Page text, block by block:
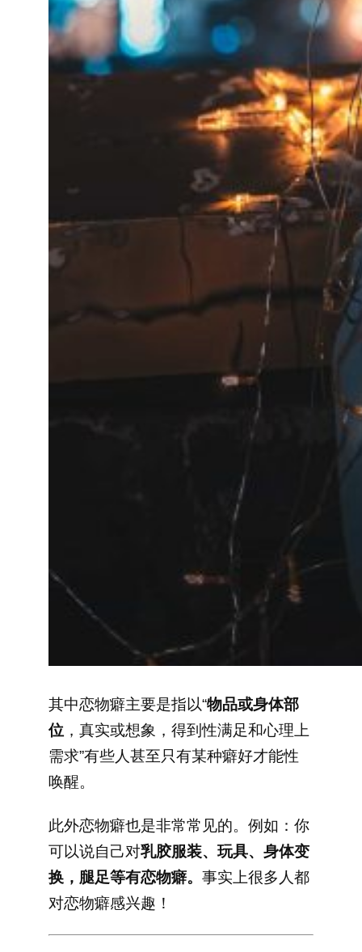
其中恋物癖主要是指以“物品或身体部
位 ，真实或想象，得到性满足和心理上
需求”有些人甚至只有某种癖好才能性
唤醒。
此外恋物癖也是非常常见的。例如：你
可以说自己对乳胶服装、玩具、身体变
换，腿足等有恋物癖。 事实上很多人都
对恋物癖感兴趣！